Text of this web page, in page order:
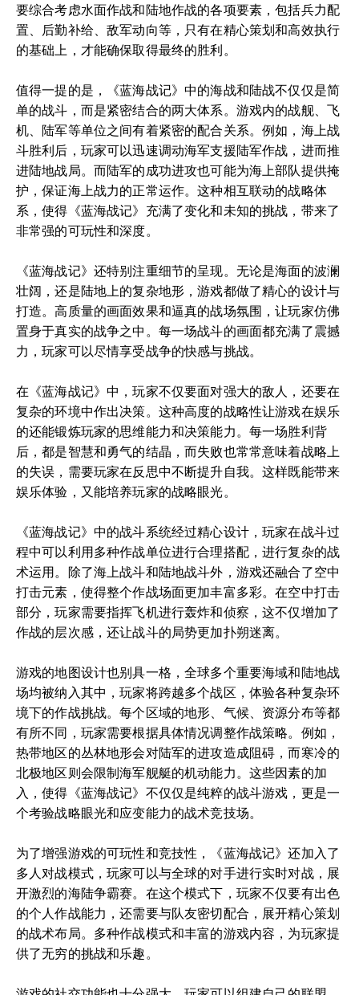
要综合考虑水面作战和陆地作战的各项要素，包括兵力配
置、后勤补给、敌军动向等，只有在精心策划和高效执行
的基础上，才能确保取得最终的胜利。
值得一提的是，《蓝海战记》中的海战和陆战不仅仅是简
单的战斗，而是紧密结合的两大体系。游戏内的战舰、飞
机、陆军等单位之间有着紧密的配合关系。例如，海上战
斗胜利后，玩家可以迅速调动海军支援陆军作战，进而推
进陆地战局。而陆军的成功进攻也可能为海上部队提供掩
护，保证海上战力的正常运作。这种相互联动的战略体
系，使得《蓝海战记》充满了变化和未知的挑战，带来了
非常强的可玩性和深度。
《蓝海战记》还特别注重细节的呈现。无论是海面的波澜
壮阔，还是陆地上的复杂地形，游戏都做了精心的设计与
打造。高质量的画面效果和逼真的战场氛围，让玩家仿佛
置身于真实的战争之中。每一场战斗的画面都充满了震撼
力，玩家可以尽情享受战争的快感与挑战。
在《蓝海战记》中，玩家不仅要面对强大的敌人，还要在
复杂的环境中作出决策。这种高度的战略性让游戏在娱乐
的还能锻炼玩家的思维能力和决策能力。每一场胜利背
后，都是智慧和勇气的结晶，而失败也常常意味着战略上
的失误，需要玩家在反思中不断提升自我。这样既能带来
娱乐体验，又能培养玩家的战略眼光。
《蓝海战记》中的战斗系统经过精心设计，玩家在战斗过
程中可以利用多种作战单位进行合理搭配，进行复杂的战
术运用。除了海上战斗和陆地战斗外，游戏还融合了空中
打击元素，使得整个作战场面更加丰富多彩。在空中打击
部分，玩家需要指挥飞机进行轰炸和侦察，这不仅增加了
作战的层次感，还让战斗的局势更加扑朔迷离。
游戏的地图设计也别具一格，全球多个重要海域和陆地战
场均被纳入其中，玩家将跨越多个战区，体验各种复杂环
境下的作战挑战。每个区域的地形、气候、资源分布等都
有所不同，玩家需要根据具体情况调整作战策略。例如，
热带地区的丛林地形会对陆军的进攻造成阻碍，而寒冷的
北极地区则会限制海军舰艇的机动能力。这些因素的加
入，使得《蓝海战记》不仅仅是纯粹的战斗游戏，更是一
个考验战略眼光和应变能力的战术竞技场。
为了增强游戏的可玩性和竞技性，《蓝海战记》还加入了
多人对战模式，玩家可以与全球的对手进行实时对战，展
开激烈的海陆争霸赛。在这个模式下，玩家不仅要有出色
的个人作战能力，还需要与队友密切配合，展开精心策划
的战术布局。多种作战模式和丰富的游戏内容，为玩家提
供了无穷的挑战和乐趣。